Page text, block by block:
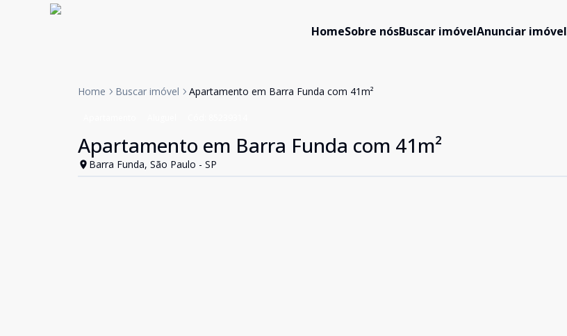
HomeSobre nósBuscar imóvelAnunciar imóvel
Home Buscar imóvel Apartamento em Barra Funda com 41m²
Apartamento em Barra Funda com 41m²
Barra Funda, São Paulo - SP